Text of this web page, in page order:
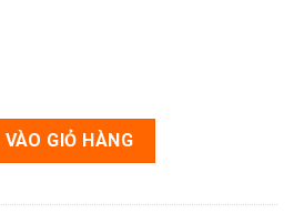
NK479L-RC số lượng
GIỎ HÀNG